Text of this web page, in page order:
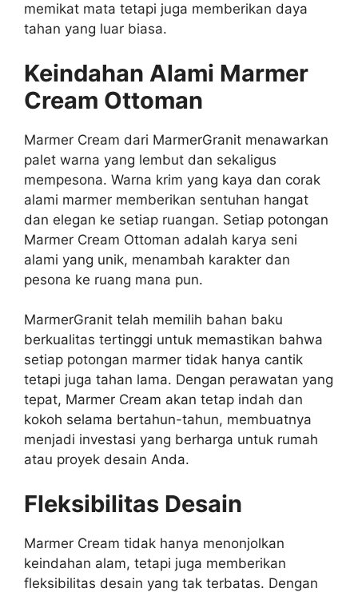
memikat mata tetapi juga memberikan daya
tahan yang luar biasa.
Keindahan Alami Marmer
Cream Ottoman
Marmer Cream dari MarmerGranit menawarkan
palet warna yang lembut dan sekaligus
mempesona. Warna krim yang kaya dan corak
alami marmer memberikan sentuhan hangat
dan elegan ke setiap ruangan. Setiap potongan
Marmer Cream Ottoman adalah karya seni
alami yang unik, menambah karakter dan
pesona ke ruang mana pun.
MarmerGranit telah memilih bahan baku
berkualitas tertinggi untuk memastikan bahwa
setiap potongan marmer tidak hanya cantik
tetapi juga tahan lama. Dengan perawatan yang
tepat, Marmer Cream akan tetap indah dan
kokoh selama bertahun-tahun, membuatnya
menjadi investasi yang berharga untuk rumah
atau proyek desain Anda.
Fleksibilitas Desain
Marmer Cream tidak hanya menonjolkan
keindahan alam, tetapi juga memberikan
fleksibilitas desain yang tak terbatas. Dengan